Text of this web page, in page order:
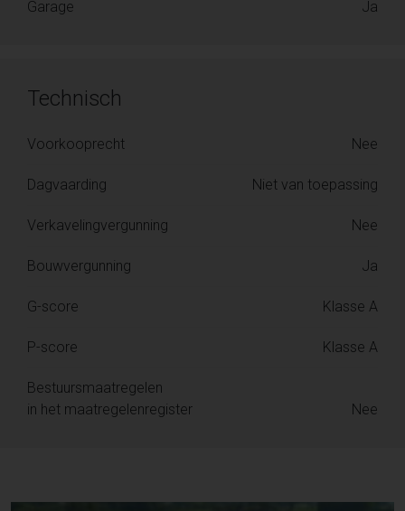
Garage Ja
Technisch
Voorkooprecht Nee
Dagvaarding Niet van toepassing
Verkavelingvergunning Nee
Bouwvergunning Ja
G-score Klasse A
P-score Klasse A
Bestuursmaatregelen
in het maatregelenregister
Nee